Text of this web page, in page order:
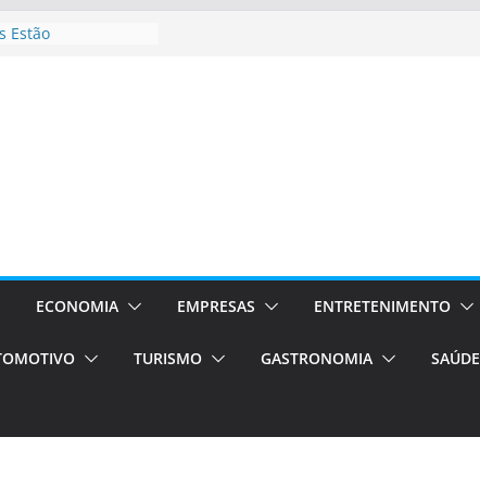
Estão
em Porto
de transfer,
de alto padrão
bolsas –
o segundo
únicas e
de volta!
ECONOMIA EMPRESAS ENTRETENIMENTO
TURISMO GASTRONOMIA SAÚDE